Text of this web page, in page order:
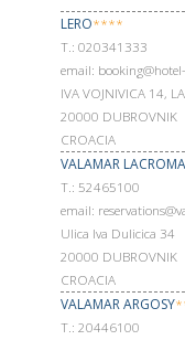
LERO****
Т.: 020341333
email:
IVA VOJNIVICA 14,
20000 DUBROVNIK
CROACIA
VALAMAR LACROMA
Т.: 52465100
email:
Ulica Iva Dulicica 34
20000 DUBROVNIK
CROACIA
VALAMAR ARGOSY
Т.: 20446100